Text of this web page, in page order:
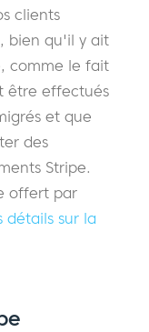
clients
bien qu'il y ait
comme le fait
être effectués
et que
des
Stripe.
offert par
détails sur la